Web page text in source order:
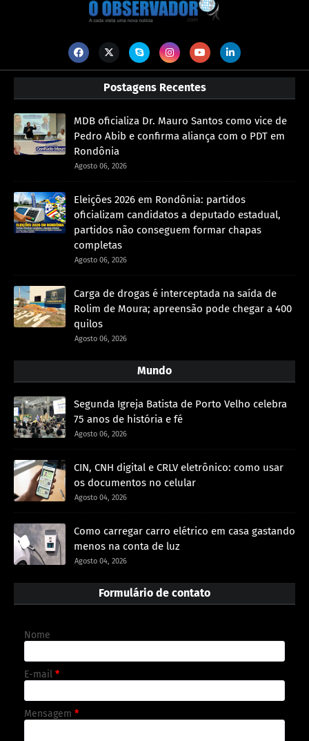
Postagens Recentes
MDB oficializa Dr. Mauro Santos como vice de
Pedro Abib e confirma aliança com o PDT em
Rondônia
Agosto 06, 2026
Eleições 2026 em Rondônia: partidos
oficializam candidatos a deputado estadual,
partidos não conseguem formar chapas
completas
Agosto 06, 2026
Carga de drogas é interceptada na saída de
Rolim de Moura; apreensão pode chegar a 400
quilos
Agosto 06, 2026
Mundo
Segunda Igreja Batista de Porto Velho celebra
75 anos de história e fé
Agosto 06, 2026
CIN, CNH digital e CRLV eletrônico: como usar
os documentos no celular
Agosto 04, 2026
Como carregar carro elétrico em casa gastando
menos na conta de luz
Agosto 04, 2026
Formulário de contato
Nome
E-mail *
Mensagem *